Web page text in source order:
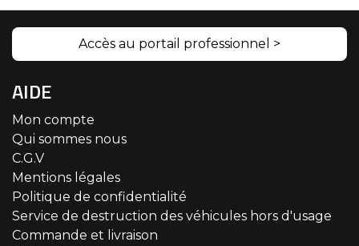
Accès au portail professionnel >
AIDE
Mon compte
Qui sommes nous
C.G.V
Mentions légales
Politique de confidentialité
Service de destruction des véhicules hors d'usage
Commande et livraison